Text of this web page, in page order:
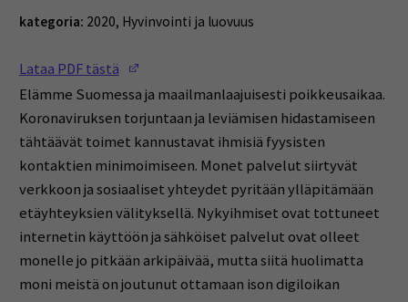
kategoria: 2020, Hyvinvointi ja luovuus
Lataa PDF tästä
Elämme Suomessa ja maailmanlaajuisesti poikkeusaikaa.
Koronaviruksen torjuntaan ja leviämisen hidastamiseen
tähtäävät toimet kannustavat ihmisiä fyysisten
kontaktien minimoimiseen. Monet palvelut siirtyvät
verkkoon ja sosiaaliset yhteydet pyritään ylläpitämään
etäyhteyksien välityksellä. Nykyihmiset ovat tottuneet
internetin käyttöön ja sähköiset palvelut ovat olleet
monelle jo pitkään arkipäivää, mutta siitä huolimatta
moni meistä on joutunut ottamaan ison digiloikan